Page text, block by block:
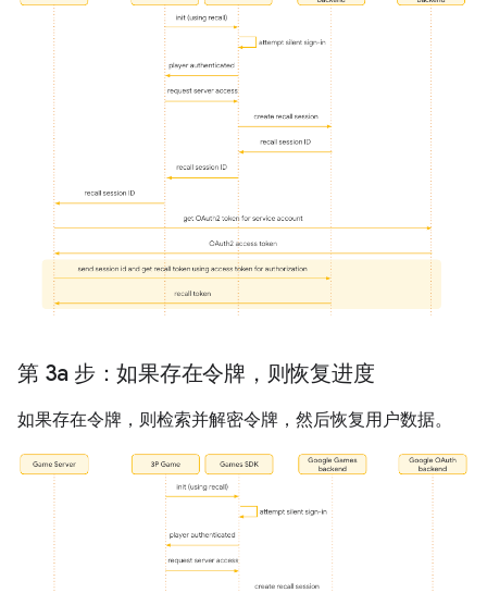
第 3a 步：如果存在令牌，则恢复进度
如果存在令牌，则检索并解密令牌，然后恢复用户数据。